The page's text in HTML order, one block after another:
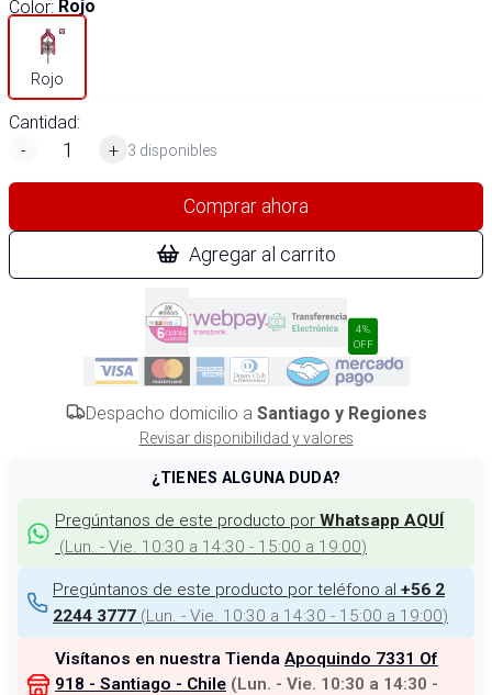
Color: Rojo
Rojo
Cantidad:
-
+ 3 disponibles
Comprar ahora
Agregar al carrito
4%
OFF
Despacho domicilio a Santiago y Regiones
Revisar disponibilidad y valores
¿TIENES ALGUNA DUDA?
Pregúntanos de este producto por Whatsapp AQUÍ
(Lun. - Vie. 10:30 a 14:30 - 15:00 a 19:00)
Pregúntanos de este producto por teléfono al +56 2
2244 3777 (Lun. - Vie. 10:30 a 14:30 - 15:00 a 19:00)
Visítanos en nuestra Tienda Apoquindo 7331 Of
918 - Santiago - Chile (Lun. - Vie. 10:30 a 14:30 -